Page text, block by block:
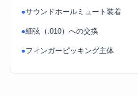
●サウンドホールミュート装着
●細弦（.010）への交換
●フィンガーピッキング主体